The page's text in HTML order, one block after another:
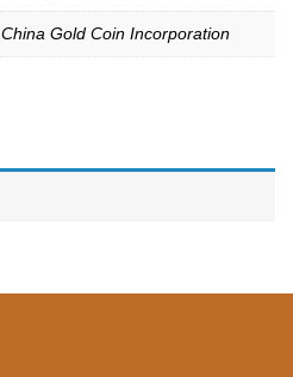
China Gold Coin Incorporation